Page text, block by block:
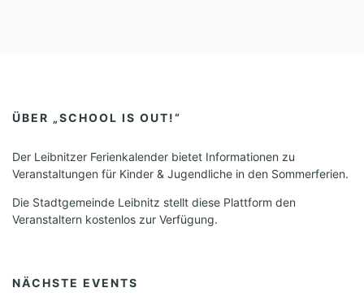
ÜBER „SCHOOL IS OUT!“
Der Leibnitzer Ferienkalender bietet Informationen zu
Veranstaltungen für Kinder & Jugendliche in den Sommerferien.
Die Stadtgemeinde Leibnitz stellt diese Plattform den
Veranstaltern kostenlos zur Verfügung.
NÄCHSTE EVENTS